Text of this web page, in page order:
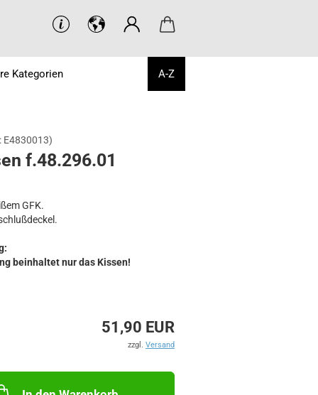
A-Z
Kategorien
E4830013)
f.48.296.01
GFK.
ßdeckel.
beinhaltet nur das Kissen!
51,90 EUR
zzgl. Versand